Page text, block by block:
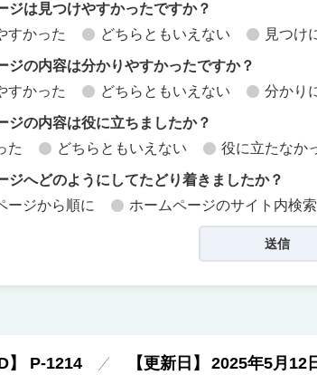
ジは見つけやすかったですか？
すかった
どちらともいえない 見つけ
ジの内容は分かりやすかったですか？
すかった
どちらともいえない 分かり
ジの内容は役に立ちましたか？
た
どちらともいえない 役に立たなか
ジへどのようにしてたどり着きましたか？
ージから順に
ホームページのサイト内検索
】 P-1214 【更新日】 2025年5月12